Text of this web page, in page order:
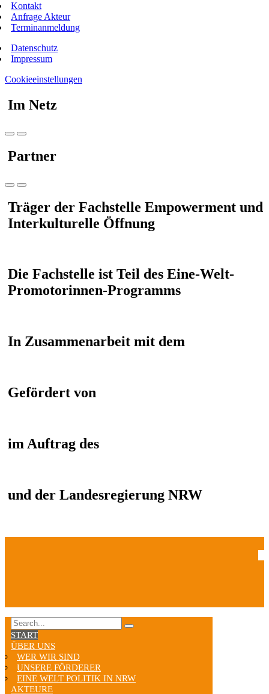
Kontakt
Anfrage Akteur
Terminanmeldung
Datenschutz
Impressum
Cookieeinstellungen
Im Netz
Partner
Träger der Fachstelle Empowerment und
Interkulturelle Öffnung
Die Fachstelle ist Teil des Eine-Welt-
Promotorinnen-Programms
In Zusammenarbeit mit dem
Gefördert von
im Auftrag des
und der Landesregierung NRW
START
ÜBER UNS
WER WIR SIND
UNSERE FÖRDERER
EINE WELT POLITIK IN NRW
AKTEURE